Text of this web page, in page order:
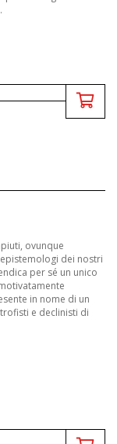
ovunque
dei nostri
per sé un unico
in nome di un
e declinisti di